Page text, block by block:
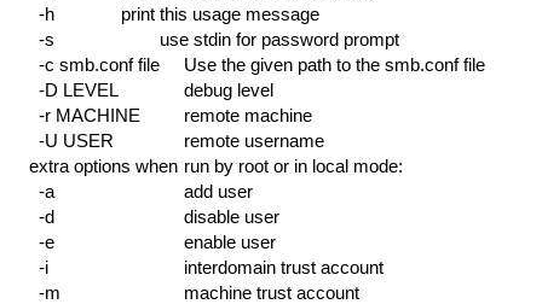
-h
print this usage message
-s
use stdin for password prompt
-c smb.conf file
Use the given path to the smb.conf file
-D LEVEL
debug level
-r MACHINE
remote machine
-U USER
remote username
extra options when run by root or in local mode:
-a
add user
-d
disable user
-e
enable user
-i
interdomain trust account
-m
machine trust account